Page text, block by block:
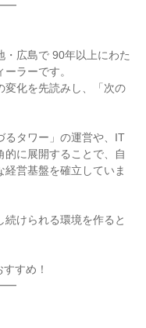
広島で 90年以上にわた
ラーです。
変化を先読みし、「次の
るタワー」の運営や、IT
的に展開することで、自
営基盤を確立していま
けられる環境を作ると
すめ！